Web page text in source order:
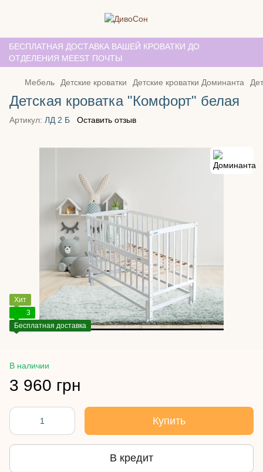
БЕСПЛАТНАЯ ДОСТАВКА ВАШЕЙ КРОВАТКИ ДО
ОТДЕЛЕНИЯ MEEST ПОЧТЫ
Мебель Детские кроватки Детские кроватки Доминанта
Детская кроватка "Комфорт" белая
Артикул: ЛД 2 Б Оставить отзыв
Хит
3
Бесплатная доставка
В наличии
3 960 грн
Купить
В кредит